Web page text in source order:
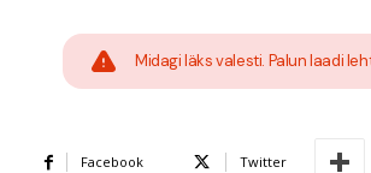
Midagi läks valesti. Palun laadi
Facebook Twitter